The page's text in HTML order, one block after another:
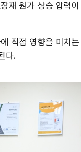
재 원가 상승 압력
직접 영향을 미치
다.